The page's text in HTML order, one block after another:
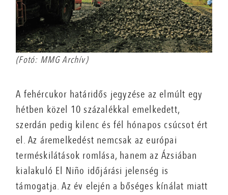
(Fotó: MMG Archív)
A fehércukor határidős jegyzése az elmúlt egy
hétben közel 10 százalékkal emelkedett,
szerdán pedig kilenc és fél hónapos csúcsot ért
el. Az áremelkedést nemcsak az európai
terméskilátások romlása, hanem az Ázsiában
kialakuló El Niño időjárási jelenség is
támogatja. Az év elején a bőséges kínálat miatt